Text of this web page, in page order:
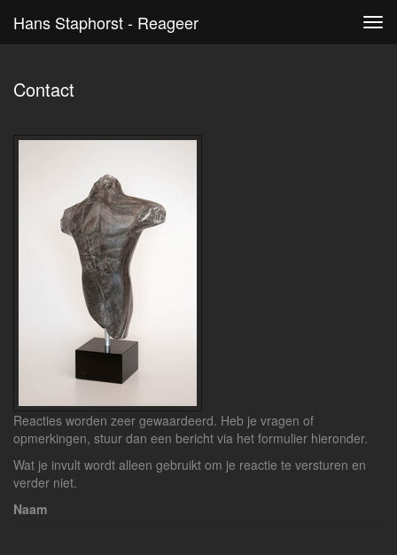
Hans Staphorst - Reageer
Contact
Reacties worden zeer gewaardeerd. Heb je vragen of
opmerkingen, stuur dan een bericht via het formulier hieronder.
Wat je invult wordt alleen gebruikt om je reactie te versturen en
verder niet.
Naam